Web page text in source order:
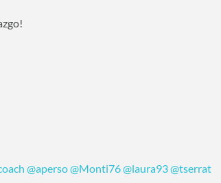
@aperso@Monti76@laura93@tserrat